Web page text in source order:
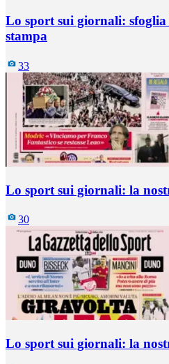
Lo sport sui giornali: sfoglia
stampa
33
Lo sport sui giornali: la
30
Lo sport sui giornali: la